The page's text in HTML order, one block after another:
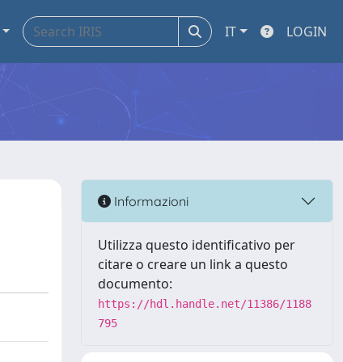
IT LOGIN
Informazioni
Utilizza questo identificativo per
citare o creare un link a questo
documento:
https://hdl.handle.net/11386/1188
795